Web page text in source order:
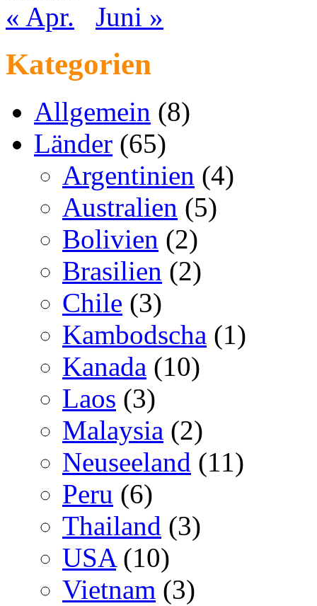
« Apr. Juni »
Kategorien
Allgemein (8)
Länder (65)
Argentinien (4)
Australien (5)
Bolivien (2)
Brasilien (2)
Chile (3)
Kambodscha (1)
Kanada (10)
Laos (3)
Malaysia (2)
Neuseeland (11)
Peru (6)
Thailand (3)
USA(10)
Vietnam (3)